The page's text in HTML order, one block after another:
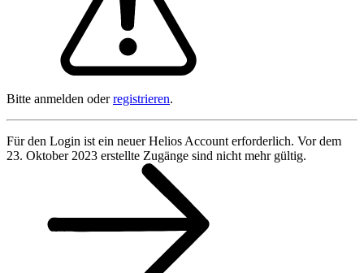
Bitte anmelden oderregistrieren.
Für den Login ist ein neuer Helios Account erforderlich. Vor dem
23. Oktober 2023 erstellte Zugänge sind nicht mehr gültig.